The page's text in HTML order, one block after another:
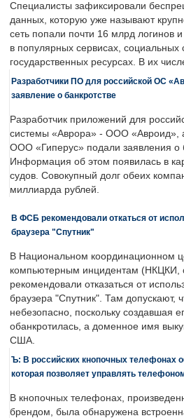
Специалисты зафиксировали
данных, которую уже называют
сеть попали почти 16 млрд логинов
в популярных сервисах, социальных
государственных ресурсах. В их
Разработчики ПО для российской ОС
заявление о банкротстве
Разработчик приложений для
системы «Аврора» - ООО «Авроид»,
ООО «Гиперус» подали заявления о
Информация об этом появилась в
судов. Совокупный долг обеих
миллиарда рублей.
В ФСБ рекомендовали откаться от
браузера "Спутник"
В Национальном координационном
компьютерным инцидентам (НКЦКИ,
рекомендовали отказаться от
браузера "Спутник". Там допускают,
небезопасно, поскольку создавшая
обанкротилась, а доменное имя
США.
Ъ: В российских кнопочных телефонах
которая позволяет управлять
В кнопочных телефонах,
брендом, была обнаружена